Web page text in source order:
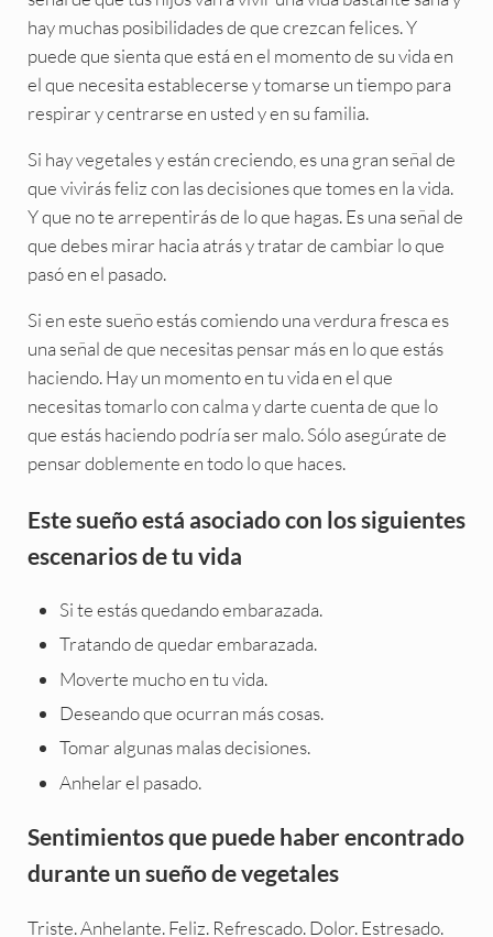
hay muchas posibilidades de que crezcan felices. Y
puede que sienta que está en el momento de su vida en
el que necesita establecerse y tomarse un tiempo para
respirar y centrarse en usted y en su familia.
Si hay vegetales y están creciendo, es una gran señal de
que vivirás feliz con las decisiones que tomes en la vida.
Y que no te arrepentirás de lo que hagas. Es una señal de
que debes mirar hacia atrás y tratar de cambiar lo que
pasó en el pasado.
Si en este sueño estás comiendo una verdura fresca es
una señal de que necesitas pensar más en lo que estás
haciendo. Hay un momento en tu vida en el que
necesitas tomarlo con calma y darte cuenta de que lo
que estás haciendo podría ser malo. Sólo asegúrate de
pensar doblemente en todo lo que haces.
Este sueño está asociado con los siguientes
escenarios de tu vida
Si te estás quedando embarazada.
Tratando de quedar embarazada.
Moverte mucho en tu vida.
Deseando que ocurran más cosas.
Tomar algunas malas decisiones.
Anhelar el pasado.
Sentimientos que puede haber encontrado
durante un sueño de vegetales
Triste. Anhelante. Feliz. Refrescado. Dolor. Estresado.